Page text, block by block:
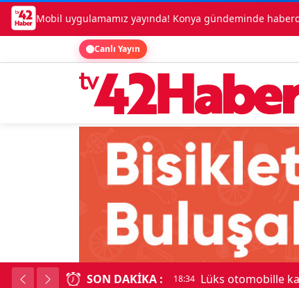
Mobil uygulamamız yayında! Konya gündeminde
Canlı Yayın
SON DAKIKA : 18:34